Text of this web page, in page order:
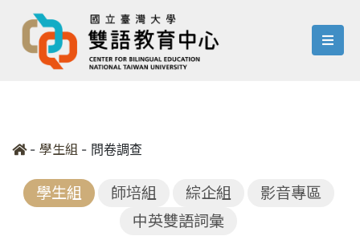
menu
- 學生組 - 問卷調查
學生組 師培組 綜企組
影音專區
中英雙語詞彙